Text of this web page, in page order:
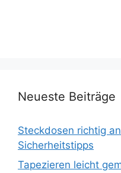
Neueste Beiträge
Steckdosen richtig
Sicherheitstipps
Tapezieren leicht